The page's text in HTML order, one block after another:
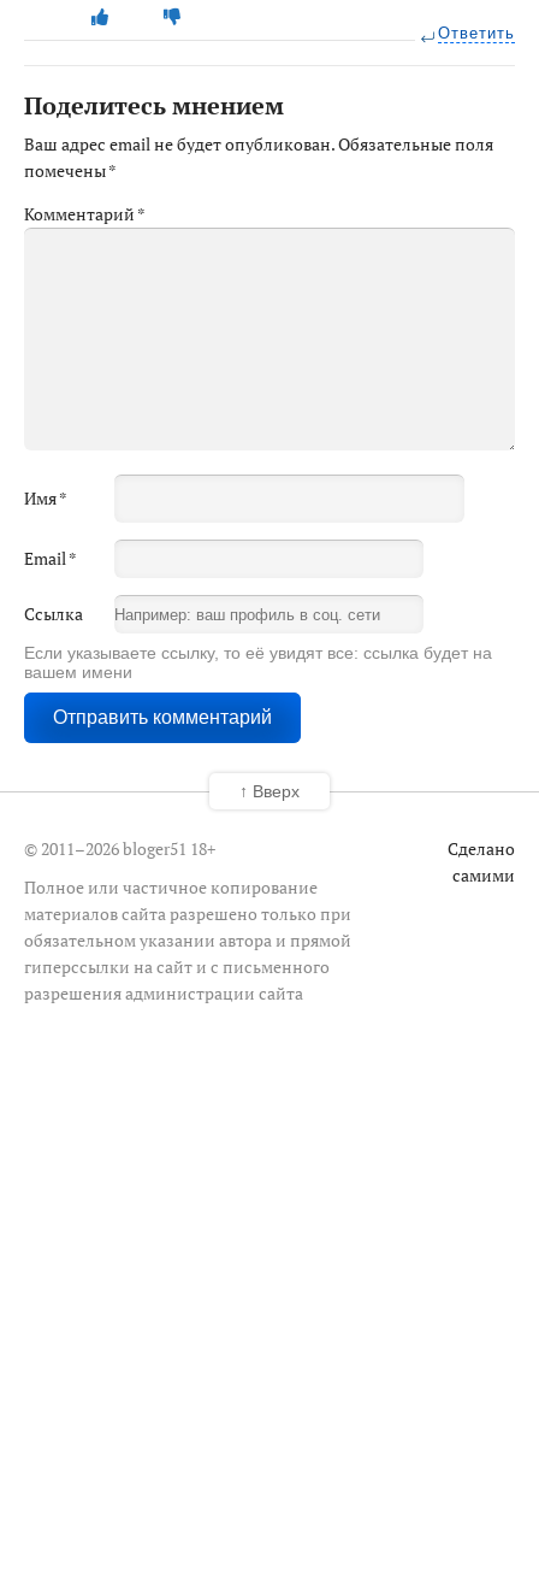
Ответить
Поделитесь мнением
Ваш адрес email не будет опубликован.Обязательные поля
помечены*
Комментарий *
Имя*
Email *
Ссылка
Если указываете ссылку, то её увидят все: ссылка будет на
вашем имени
© 2011–2026 bloger51 18+
Полное или частичное копирование
материалов сайта разрешено только при
обязательном указании автора и прямой
гиперссылки на сайт и с письменного
разрешения администрации сайта
Сделано
самими
↑ Вверх